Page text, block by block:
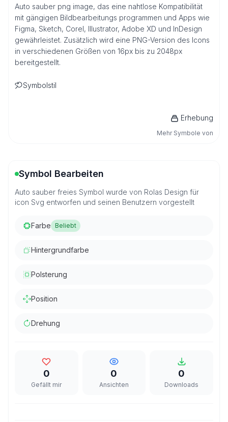
Auto sauber png image, das eine nahtlose Kompatibilität
mit gängigen Bildbearbeitungs programmen und Apps wie
Figma, Sketch, Corel, Illustrator, Adobe XD und InDesign
gewährleistet. Zusätzlich wird eine PNG-Version des Icons
in verschiedenen Größen von 16px bis zu 2048px
bereitgestellt.
Symbolstil
Erhebung
Mehr Symbole von
Symbol Bearbeiten
Auto sauber freies Symbol wurde von Rolas Design für
icon Svg entworfen und seinen Benutzern vorgestellt
Farbe Beliebt
Hintergrundfarbe
Polsterung
Position
Drehung
0
Gefällt mir
0
Ansichten
0
Downloads